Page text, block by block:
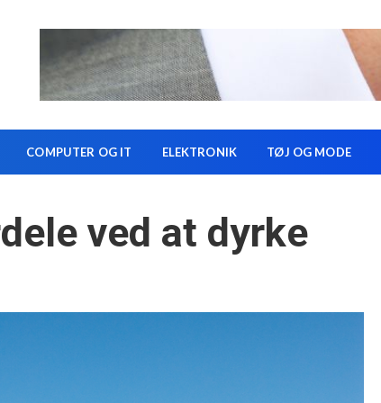
COMPUTER OG IT ELEKTRONIK TØJ OG MODE
ved at dyrke